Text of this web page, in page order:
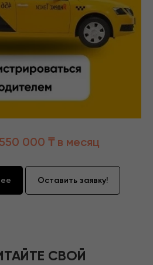
000 ₸ в месяц
Оставить заявку!
СВОЙ